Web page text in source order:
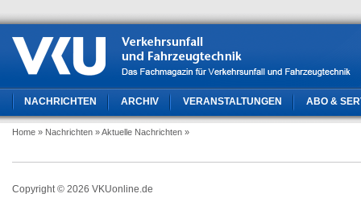
NACHRICHTEN ARCHIV VERANSTALTUNGEN ABO &
Home » Nachrichten » Aktuelle Nachrichten »
Copyright © 2026 VKUonline.de